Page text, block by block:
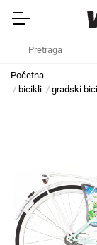
Početna
bicikli
gradski